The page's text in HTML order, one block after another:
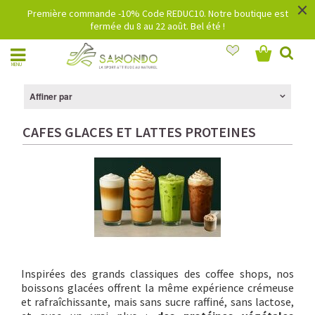
Première commande -10% Code REDUC10. Notre boutique est
fermée du 8 au 22 août. Bel été !
×
MENU
Affiner par
CAFES GLACES ET LATTES PROTEINES
Inspirées des grands classiques des coffee shops, nos
boissons glacées offrent la même expérience crémeuse
et rafraîchissante, mais sans sucre raffiné, sans lactose,